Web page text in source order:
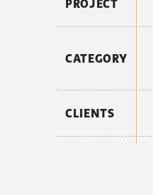
PROJECT
CATEGORY
CLIENTS